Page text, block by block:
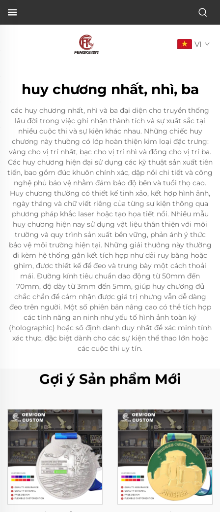
VI
huy chương nhất, nhì, ba
các huy chương nhất, nhì và ba đại diện cho truyền thống
lâu đời trong việc ghi nhận thành tích và sự xuất sắc tại
nhiều cuộc thi và sự kiện khác nhau. Những chiếc huy
chương này thường có lớp hoàn thiện kim loại đặc trưng:
vàng cho vị trí nhất, bạc cho vị trí nhì và đồng cho vị trí ba.
Các huy chương hiện đại sử dụng các kỹ thuật sản xuất tiên
tiến, bao gồm đúc khuôn chính xác, dập nổi chi tiết và công
nghệ phủ bảo vệ nhằm đảm bảo độ bền và tuổi thọ cao.
Huy chương thường có thiết kế tinh xảo, kết hợp hình ảnh,
ngày tháng và chữ viết riêng của từng sự kiện thông qua
phương pháp khắc laser hoặc tạo họa tiết nổi. Nhiều mẫu
huy chương hiện nay sử dụng vật liệu thân thiện với môi
trường và quy trình sản xuất bền vững, phản ánh ý thức
bảo vệ môi trường hiện tại. Những giải thưởng này thường
đi kèm hệ thống gắn kết tích hợp như dải ruy băng hoặc
ghim, được thiết kế để đeo và trưng bày một cách thoải
mái. Đường kính tiêu chuẩn dao động từ 50mm đến
70mm, độ dày từ 3mm đến 5mm, giúp huy chương đủ
chắc chắn để cảm nhận được giá trị nhưng vẫn dễ dàng
đeo trên người. Một số phiên bản nâng cao có thể tích hợp
các tính năng an ninh như yếu tố hình ảnh toàn ký
(holographic) hoặc số định danh duy nhất để xác minh tính
xác thực, đặc biệt dành cho các sự kiện thể thao lớn hoặc
các cuộc thi uy tín.
Gợi ý Sản phẩm Mới